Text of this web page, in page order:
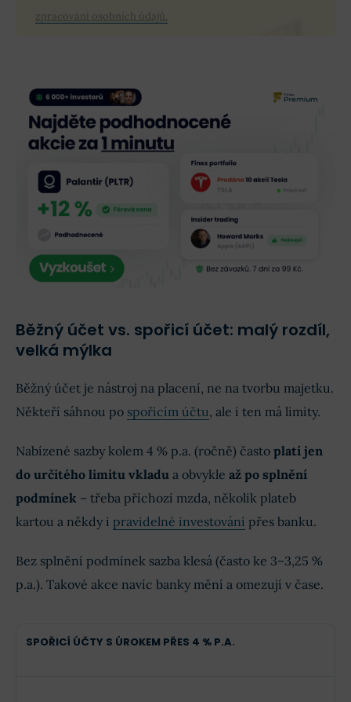
zpracování osobních údajů.
Běžný účet vs. spořicí účet: malý rozdíl,
velká mýlka
Běžný účet je nástroj na placení, ne na tvorbu majetku.
Někteří sáhnou po spořicím účtu, ale i ten má limity.
Nabízené sazby kolem 4 % p.a. (ročně) často platí jen
do určitého limitu vkladu a obvykle až po splnění
podmínek – třeba příchozí mzda, několik plateb
kartou a někdy i pravidelné investování přes banku.
Bez splnění podmínek sazba klesá (často ke 3–3,25 %
p.a.). Takové akce navíc banky mění a omezují v čase.
SPOŘICÍ ÚČTY S ÚROKEM PŘES 4 % P.A.